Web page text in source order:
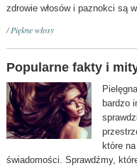
zdrowie włosów i paznokci są
/Piękne włosy
Popularne fakty i
bardzo
które
świadomości. Sprawdźmy,